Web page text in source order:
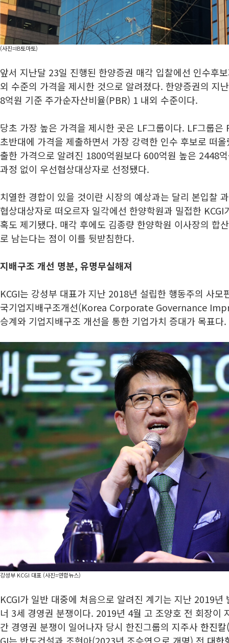
(사진=IB토마토)
앞서 지난달 23일 진행된 한양증권 매각 입찰에선 인수후
외 수준의 가격을 제시한 것으로 알려졌다. 한양증권의 지
8억원 기준 주가순자산비율(PBR) 1 내외 수준이다.
당초 가장 높은 가격을 제시한 곳은 LF그룹이다. LF그룹
초반대에 가격을 제출하면서 가장 강력한 인수 후보로 떠
출한 가격으로 알려진 1800억원보다 600억원 높은 2448
과정 없이 우선협상대상자로 선정됐다.
치열한 경합이 있을 것이란 시장의 예상과는 달리 본입찰
협상대상자로 떠오르자 일각에선 한양학원과 밀접한
혹도 제기됐다. 매각 후에도 김종량 한양학원 이사장의 합
로 남는다는 점이 이를 뒷받침한다.
지배구조 개선 명분, 유명무실해져
KCGI는 강성부 대표가 지난 2018년 설립한 행동주의 사모
국기업지배구조개선(Korea Corporate Governance
승계와 기업지배구조 개선을 통한 기업가치 증대가 목표다.
강성부 KCGI 대표 (사진=연합뉴스)
KCGI가 일반 대중에 처음으로 알려진 계기는 지난 2019년
너 3세 경영권 분쟁이다. 2019년 4월 고 조양호 전 회장이
간 경영권 분쟁이 일어나자 당시 한진그룹의 지주사 한진